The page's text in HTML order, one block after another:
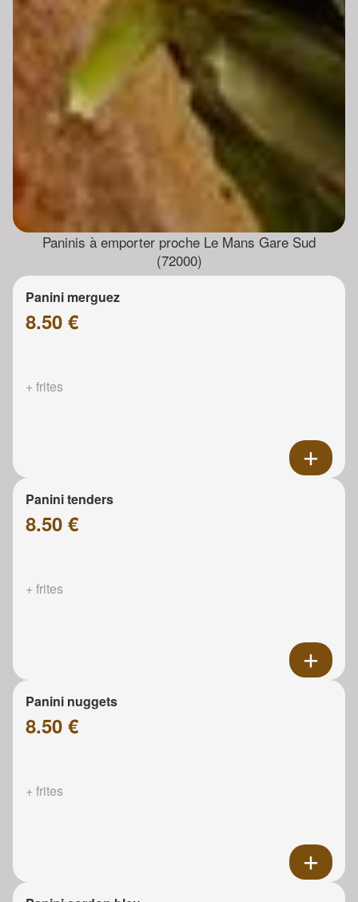
Paninis à emporter proche Le Mans Gare Sud
(72000)
Panini merguez
8.50 €
+ frites
Panini tenders
8.50 €
+ frites
Panini nuggets
8.50 €
+ frites